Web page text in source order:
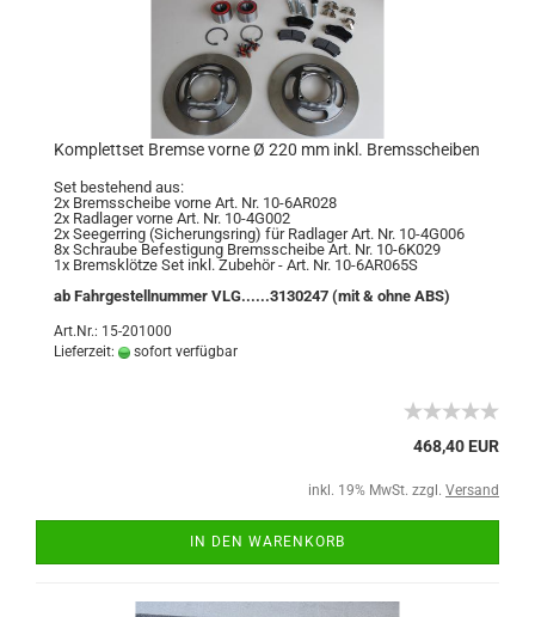
Komplettset Bremse vorne Ø 220 mm inkl. Bremsscheiben
Set bestehend aus:
2x Bremsscheibe vorne Art. Nr. 10-6AR028
2x Radlager vorne Art. Nr. 10-4G002
2x Seegerring (Sicherungsring) für Radlager Art. Nr. 10-4G006
8x Schraube Befestigung Bremsscheibe Art. Nr. 10-6K029
1x Bremsklötze Set inkl. Zubehör - Art. Nr. 10-6AR065S
ab Fahrgestellnummer VLG......3130247 (mit & ohne ABS)
Art.Nr.: 15-201000
Lieferzeit:
sofort verfügbar
468,40 EUR
inkl. 19% MwSt. zzgl. Versand
IN DEN WARENKORB